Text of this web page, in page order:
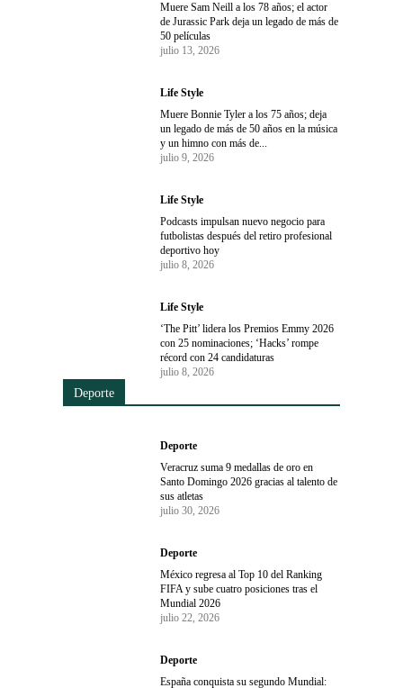
Muere Sam Neill a los 78 años; el actor
de Jurassic Park deja un legado de más de
50 películas
julio 13, 2026
Life Style
Muere Bonnie Tyler a los 75 años; deja
un legado de más de 50 años en la música
y un himno con más de...
julio 9, 2026
Life Style
Podcasts impulsan nuevo negocio para
futbolistas después del retiro profesional
deportivo hoy
julio 8, 2026
Life Style
‘The Pitt’ lidera los Premios Emmy 2026
con 25 nominaciones; ‘Hacks’ rompe
récord con 24 candidaturas
julio 8, 2026
Deporte
Deporte
Veracruz suma 9 medallas de oro en
Santo Domingo 2026 gracias al talento de
sus atletas
julio 30, 2026
Deporte
México regresa al Top 10 del Ranking
FIFA y sube cuatro posiciones tras el
Mundial 2026
julio 22, 2026
Deporte
España conquista su segundo Mundial: